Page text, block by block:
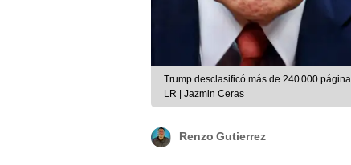
Trump desclasificó más de 240 000
LR | Jazmin Ceras
Renzo Gutierrez